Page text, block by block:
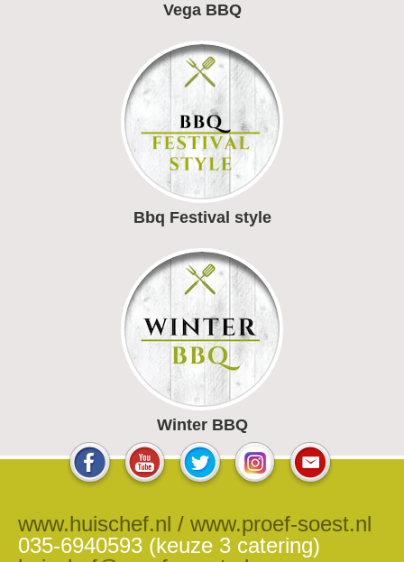
Vega BBQ
Bbq Festival style
Winter BBQ
www.huischef.nl / www.proef-soest.nl
035-6940593 (keuze 3 catering)